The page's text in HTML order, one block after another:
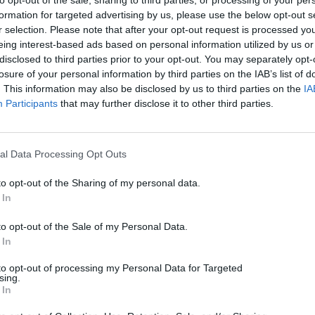
for targeted advertising by us, please use the below opt-out
selection. Please note that after your opt-out request is processed
interest-based ads based on personal information utilized by us
to third parties prior to your opt-out. You may separately
of your personal information by third parties on the IAB’s list of
This information may also be disclosed by us to third parties on the
Participants that may further disclose it to other third parties.
Data Processing Opt Outs
opt-out of the Sharing of my personal data.
opt-out of the Sale of my Personal Data.
opt-out of processing my Personal Data for Targeted
Baladis Koumpouras
Editor in Chief @ techmaniacs.gr με μεγάλη αγάπη για τα κινητά
techmaniacs.gr μετά από ένα σύντομο πέρασμα από myphone.gr
και digitallife.gr. Από τότε συνεχίζει μέχρι και σήμερα να κάνει
https://baladiskoumpouras.link/
Tags: